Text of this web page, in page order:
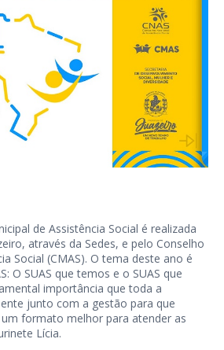
de Assistência Social é realizada
através da Sedes, e pelo Conselho
Social (CMAS). O tema deste ano é
O SUAS que temos e o SUAS que
importância que toda a
junto com a gestão para que
formato melhor para atender as
Lícia.